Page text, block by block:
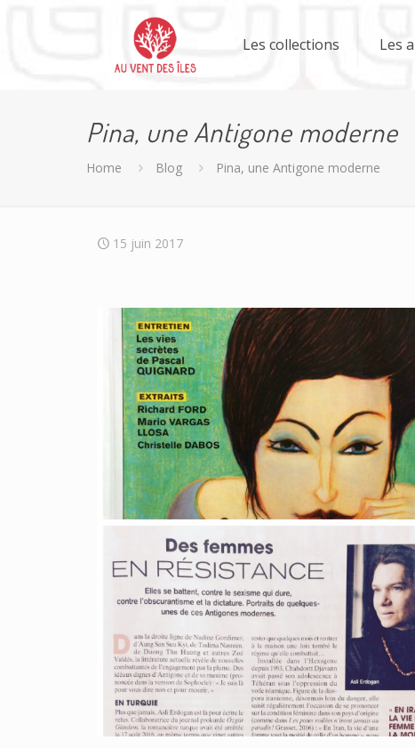
Les collections Les
Pina, une Antigone moderne
Home Blog Pina, une Antigone moderne
15 juin 2017